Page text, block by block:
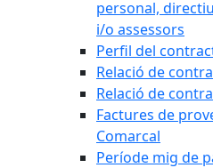
personal,
i/o assessors
Perfil del
Relació de
Relació de
Factures de
Comarcal
Període mig de